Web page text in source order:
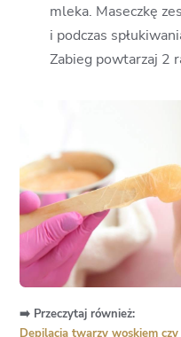
mleka. Maseczkę
i podczas
Zabieg powtarzaj 2
➡️ Przeczytaj również:
Depilacja twarzy woskiem